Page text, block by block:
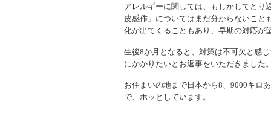
アレルギーに関しては、もしかしてとり
皮感作」についてはまだ分からないこと
化が出てくることもあり、早期の対応が
生後8か月となると、対策は不可欠と感
にかかりたいとお返事をいただきました
お住まいの地まで日本から8、9000キロ
で、ホッとしています。